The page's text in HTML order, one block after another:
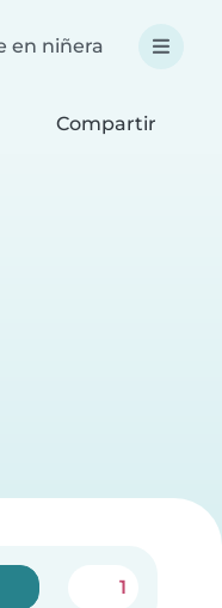
en niñera
Compartir
1